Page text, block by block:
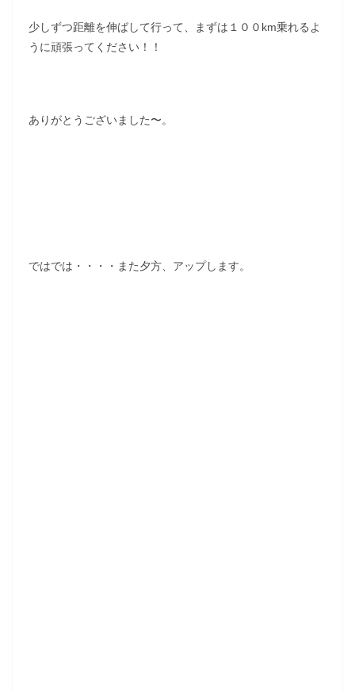
少しずつ距離を伸ばして行って、まずは１００km乗れるよ
うに頑張ってください！！
ありがとうございました〜。
ではでは・・・・また夕方、アップします。